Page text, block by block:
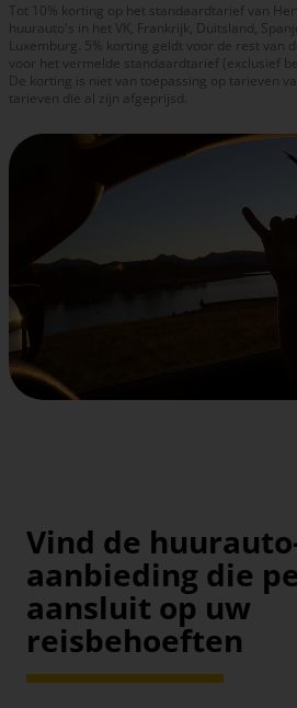
Tot 10% korting op het standaardtarief van
huurauto's in het VK, Frankrijk, Duitsland,
Luxemburg. 5% korting geldt voor de rest van
voor het vermelde standaardtarief (exclusief
De korting is niet van toepassing op tarieven
tarieven die al zijn afgeprijsd.
Vind de
aanbieding die
aansluit op uw
reisbehoeften